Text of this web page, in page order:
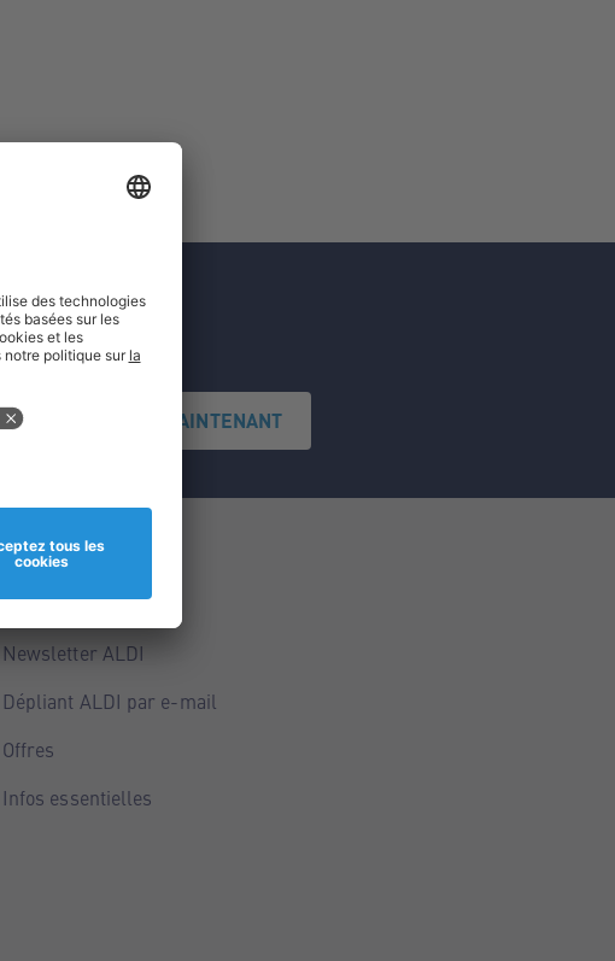
S'INSCRIRE MAINTENANT
Service
Points ALDI
Newsletter ALDI
Dépliant ALDI par e-mail
Offres
Infos essentielles